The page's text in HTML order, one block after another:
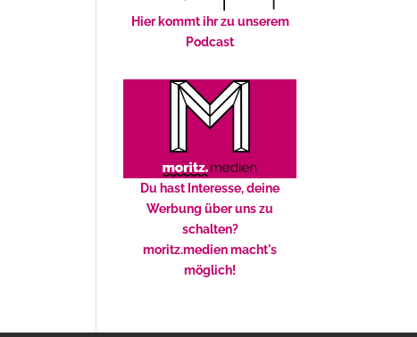
Hier kommt ihr zu unserem
Podcast
Du hast Interesse, deine
Werbung über uns zu
schalten?
moritz.medien macht's
möglich!